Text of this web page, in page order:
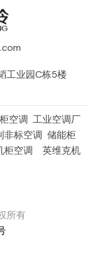
工业园C栋5楼
空调 工业空调厂
非标空调 储能柜
柜空调 英维克机
所有